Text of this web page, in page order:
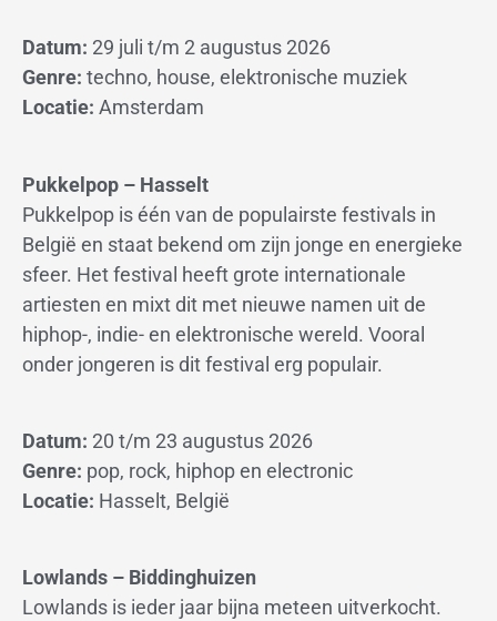
Datum: 29 juli t/m 2 augustus 2026
Genre: techno, house, elektronische muziek
Locatie: Amsterdam
Pukkelpop – Hasselt
Pukkelpop is één van de populairste festivals in
België en staat bekend om zijn jonge en energieke
sfeer. Het festival heeft grote internationale
artiesten en mixt dit met nieuwe namen uit de
hiphop-, indie- en elektronische wereld. Vooral
onder jongeren is dit festival erg populair.
Datum: 20 t/m 23 augustus 2026
Genre: pop, rock, hiphop en electronic
Locatie: Hasselt, België
Lowlands – Biddinghuizen
Lowlands is ieder jaar bijna meteen uitverkocht.